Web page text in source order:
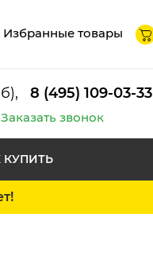
Избранные товары
8 (495) 109-03-33
Заказать звонок
КУПИТЬ